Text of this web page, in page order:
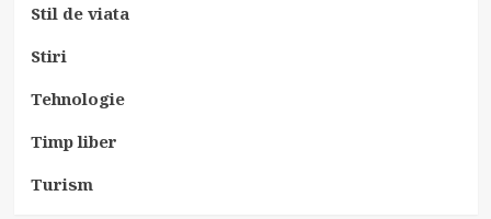
Stil de viata
Stiri
Tehnologie
Timp liber
Turism